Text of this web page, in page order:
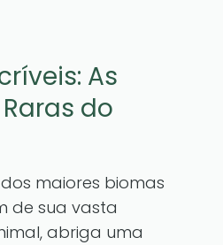
As
do
maiores biomas
de sua vasta
abriga uma